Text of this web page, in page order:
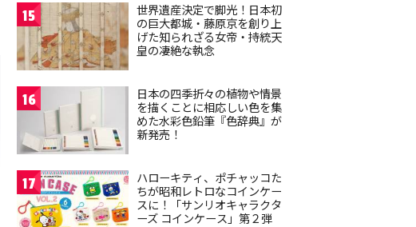
15
世界遺産決定で脚光！日本初
の巨大都城・藤原京を創り上
げた知られざる女帝・持統天
皇の凄絶な執念
16
日本の四季折々の植物や情景
を描くことに相応しい色を集
めた水彩色鉛筆『色辞典』が
新発売！
17
ハローキティ、ポチャッコた
ちが昭和レトロなコインケー
スに！「サンリオキャラクタ
ーズ コインケース」第２弾